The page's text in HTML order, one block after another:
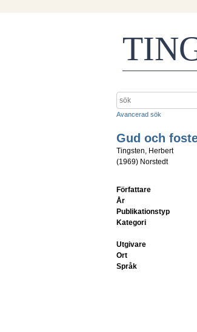
Avancerad sök
Gud och
Tingsten, Herbert
(1969) Norstedt
Författare
År
Publikationstyp
Kategori
Utgivare
Ort
Språk